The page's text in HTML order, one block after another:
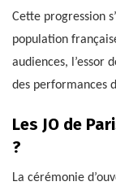
Cette progression
population
audiences, l’essor
des performances
Les JO de
?
La cérémonie